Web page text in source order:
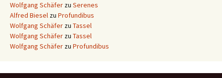
Wolfgang Schäfer zu Serenes
Alfred Biesel zu Profundibus
Wolfgang Schäfer zu Tassel
Wolfgang Schäfer zu Tassel
Wolfgang Schäfer zu Profundibus